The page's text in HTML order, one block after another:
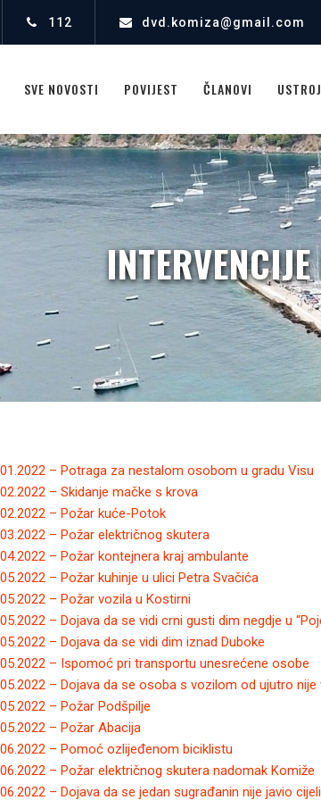
112 dvd.komiza@gmail.com
SVE NOVOSTI POVIJEST ČLANOVI
– Potraga za nestalom osobom u gradu Visu
– Skidanje mačke s krova
– Požar kuće-Potok
– Požar električnog skutera
– Požar kontejnera kraj ambulante
– Požar kuhinje u ulici Petra Svačića
– Požar vozila u Kostirni
– Dojava da se vidi crni gusti dim negdje u
– Dojava da se vidi dim iznad Duboke
– Ispomoć pri transportu unesrećene osobe
– Dojava da se osoba s vozilom od ujutro nije
– Požar Podšpilje
– Požar Abacija
– Pomoć ozlijeđenom biciklistu
– Požar električnog skutera nadomak Komiže
– Dojava da se jedan sugrađanin nije javio